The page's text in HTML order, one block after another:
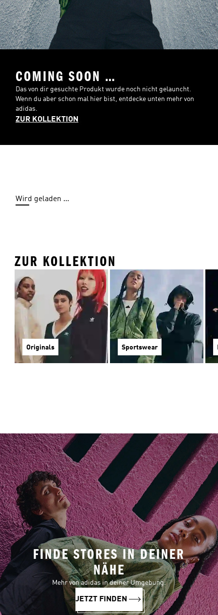
COMING SOON …
Das von dir gesuchte Produkt wurde noch nicht gelauncht.
Wenn du aber schon mal hier bist, entdecke unten mehr von
adidas.
ZUR KOLLEKTION
Wird geladen ...
ZUR KOLLEKTION
Originals Sportswear
FINDE STORES IN DEINER
NÄHE
Mehr von adidas in deiner Umgebung.
JETZT FINDEN